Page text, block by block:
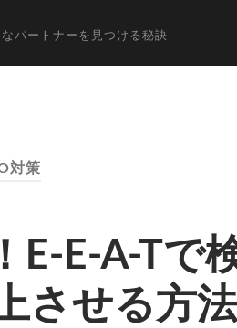
パートナーを見つける秘訣
対策
E-E-A-Tで
させる方法